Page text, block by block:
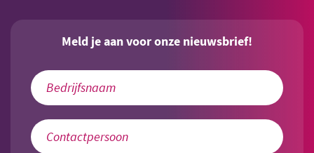
Meld je aan voor onze nieuwsbrief!